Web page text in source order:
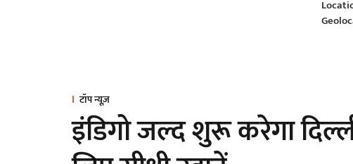
टॉप न्यूज़
इंडिगो जल्द शुरू करेगा